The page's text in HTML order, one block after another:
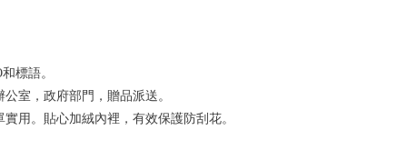
標語。
室，政府部門，贈品派送。
用。貼心加絨內裡，有效保護防刮花。